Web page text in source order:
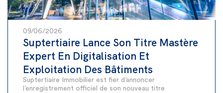
09/06/2026
Suptertiaire Lance Son Titre Mastère
Expert En Digitalisation Et
Exploitation Des Bâtiments
Suptertiaire Immobilier est fier d’annoncer
l’enregistrement officiel de son nouveau titre